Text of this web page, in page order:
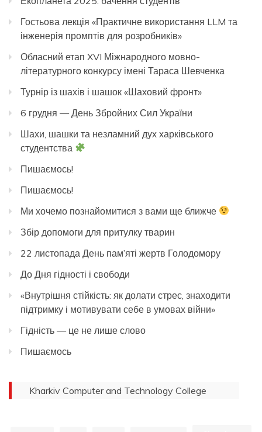
Гостьова лекція «Практичне використання LLM та
інженерія промптів для розробників»
Обласний етап XVI Міжнародного мовно-
літературного конкурсу імені Тараса Шевченка
Турнір із шахів і шашок «Шаховий фронт»
6 грудня — День Збройних Сил України
Шахи, шашки та незламний дух харківського
студентства
Пишаємось!
Пишаємось!
Ми хочемо познайомитися з вами ще ближче
Збір допомоги для притулку тварин
22 листопада День пам’яті жертв Голодомору
До Дня гідності і свободи
«Внутрішня стійкість: як долати стрес, знаходити
підтримку і мотивувати себе в умовах війни»
Гідність — це не лише слово
Пишаємось
Kharkiv Computer and Technology College